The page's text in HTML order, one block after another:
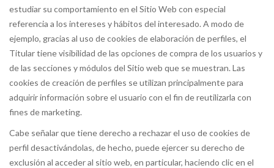
estudiar su comportamiento en el Sitio Web con especial
referencia a los intereses y hábitos del interesado. A modo de
ejemplo, gracias al uso de cookies de elaboración de perfiles, el
Titular tiene visibilidad de las opciones de compra de los usuarios y
de las secciones y módulos del Sitio web que se muestran. Las
cookies de creación de perfiles se utilizan principalmente para
adquirir información sobre el usuario con el fin de reutilizarla con
fines de marketing.
Cabe señalar que tiene derecho a rechazar el uso de cookies de
perfil desactivándolas, de hecho, puede ejercer su derecho de
exclusión al acceder al sitio web, en particular, haciendo clic en el